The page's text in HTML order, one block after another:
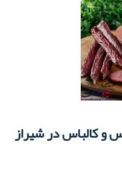
و کالباس در شیراز